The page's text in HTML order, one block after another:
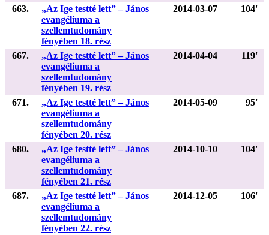
663.
„Az Ige testté lett” – János
evangéliuma a
szellemtudomány
fényében 18. rész
2014-03-07 104'
667.
„Az Ige testté lett” – János
evangéliuma a
szellemtudomány
fényében 19. rész
2014-04-04 119'
671.
„Az Ige testté lett” – János
evangéliuma a
szellemtudomány
fényében 20. rész
2014-05-09 95'
680.
„Az Ige testté lett” – János
evangéliuma a
szellemtudomány
fényében 21. rész
2014-10-10 104'
687.
„Az Ige testté lett” – János
evangéliuma a
szellemtudomány
fényében 22. rész
2014-12-05 106'